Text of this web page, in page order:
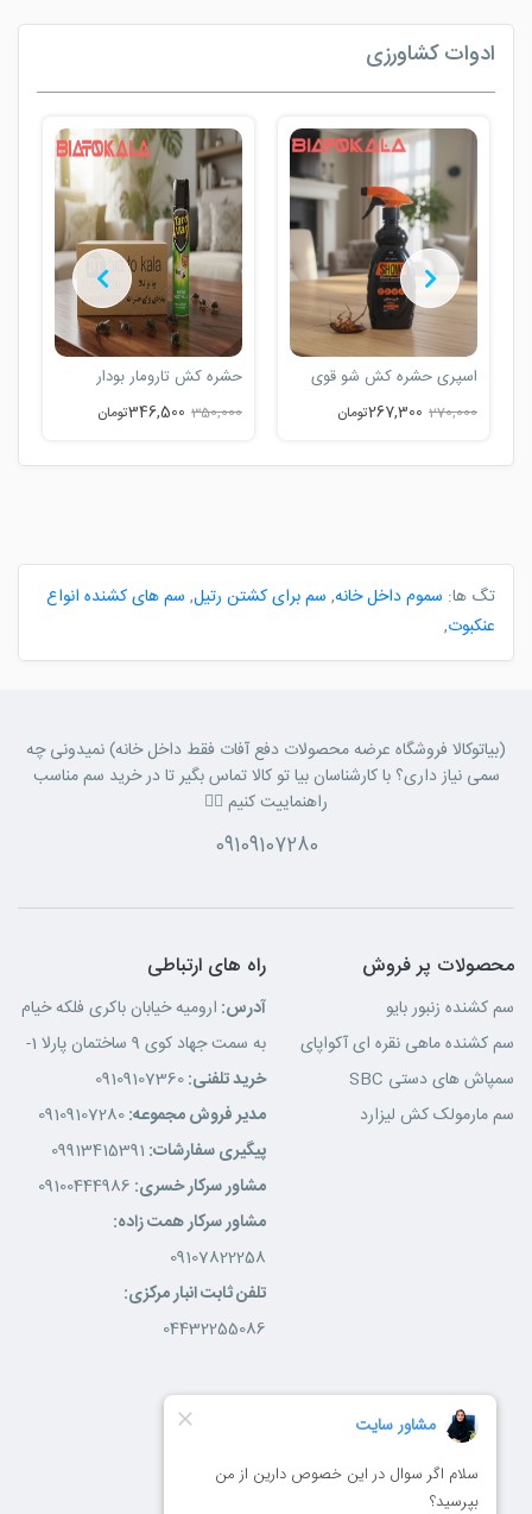
ادوات کشاورزی
اسپری حشره کش شو قوی
270,000
267,300تومان
حشره کش تارومار بودار
350,000
346,500تومان
تگ ها: سموم داخل خانه, سم برای کشتن رتیل, سم های کشنده انواع
عنکبوت,
(بیاتوکالا فروشگاه عرضه محصولات دفع آفات فقط داخل خانه) نمیدونی چه
سمی نیاز داری؟ با کارشناسان بیا تو کالا تماس بگیر تا در خرید سم مناسب
راهنماییت کنیم 👈🏼
09109107280
محصولات پر فروش
سم کشنده زنبور بایو
سم کشنده ماهی نقره ای آکواپای
سمپاش های دستی SBC
سم مارمولک کش لیزارد
راه های ارتباطی
آدرس: ارومیه خیابان باکری فلکه خیام
به سمت جهاد کوی 9 ساختمان پارلا 1-
خرید تلفنی:09109107360
مدیر فروش مجموعه:09109107280
پیگیری سفارشات: 09913415391
مشاور سرکار خسری: 09100444986
مشاور سرکار همت زاده:
09107822258
تلفن ثابت انبار مرکزی:
04432255086